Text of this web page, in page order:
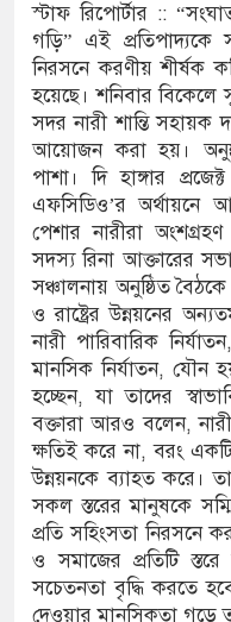
অভাবে অনিশ্চয়তায় হাওরের
মাধ্যমিকেই
সম্মেলন রফিকুল ইসলামের
দিবস
সংকট চুলা জ্বলে না, পাম্পে
নিয়েছে দালাল চক্র
সম্প্রসারিত
তৎপরতা চালানোর মুরোদ
আইনে মামলা:
আসামি
স্টাফ রিপোর্টার ::
গড়ি” এই প্রতিপাদ্যকে
নিরসনে করণীয় শীর্ষক
হয়েছে। শনিবার বিকেলে
সদর নারী শান্তি
আয়োজন করা হয়।
পাশা। দি হাঙ্গার
এফসিডিও’র অর্থায়নে
পেশার নারীরা
সদস্য রিনা আক্তারের
সঞ্চালনায় অনুষ্ঠিত
ও রাষ্ট্রের উন্নয়নের
নারী পারিবারিক
মানসিক নির্যাতন, যৌন
হচ্ছেন, যা তাদের
বক্তারা আরও বলেন,
ক্ষতিই করে না, বরং
উন্নয়নকে ব্যাহত করে।
সকল স্তরের মানুষকে
প্রতি সহিংসতা নিরসনে
ও সমাজের প্রতিটি
সচেতনতা বৃদ্ধি করতে
দেওয়ার মানসিকতা গড়ে